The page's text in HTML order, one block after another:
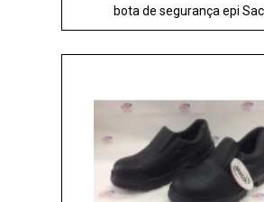
bota de segurança epi